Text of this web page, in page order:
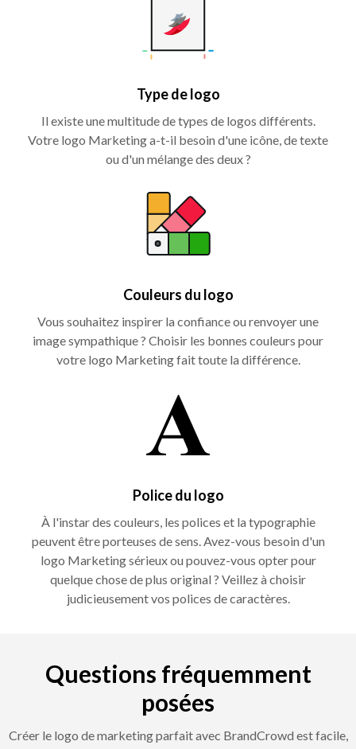
Type de logo
Il existe une multitude de types de logos différents.
Votre logo Marketing a-t-il besoin d'une icône, de texte
ou d'un mélange des deux ?
Couleurs du logo
Vous souhaitez inspirer la confiance ou renvoyer une
image sympathique ? Choisir les bonnes couleurs pour
votre logo Marketing fait toute la différence.
Police du logo
À l'instar des couleurs, les polices et la typographie
peuvent être porteuses de sens. Avez-vous besoin d'un
logo Marketing sérieux ou pouvez-vous opter pour
quelque chose de plus original ? Veillez à choisir
judicieusement vos polices de caractères.
Questions fréquemment
posées
Créer le logo de marketing parfait avec BrandCrowd est facile,